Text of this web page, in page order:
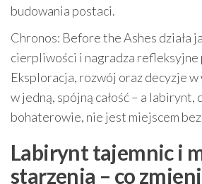
budowania postaci.
Chronos: Before the Ashes działa
cierpliwości i nagradza refleksyjne
Eksploracja, rozwój oraz decyzje
w jedną, spójną całość – a
bohaterowie, nie jest miejscem
Labirynt tajemnic i
starzenia – co